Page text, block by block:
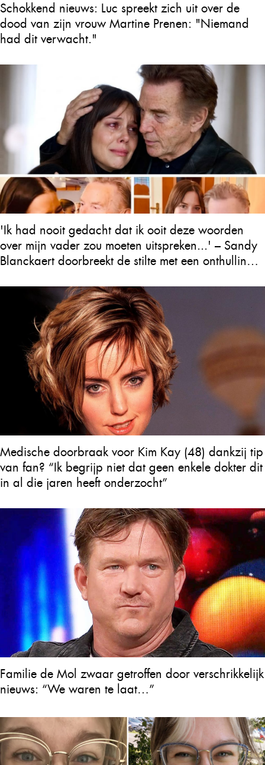
Schokkend nieuws: Luc spreekt zich uit over de
dood van zijn vrouw Martine Prenen: "Niemand
had dit verwacht."
'Ik had nooit gedacht dat ik ooit deze woorden
over mijn vader zou moeten uitspreken...' – Sandy
Blanckaert doorbreekt de stilte met een onthulling
Medische doorbraak voor Kim Kay (48) dankzij tip
van fan? “Ik begrijp niet dat geen enkele dokter dit
in al die jaren heeft onderzocht”
Familie de Mol zwaar getroffen door verschrikkelijk
nieuws: “We waren te laat…”